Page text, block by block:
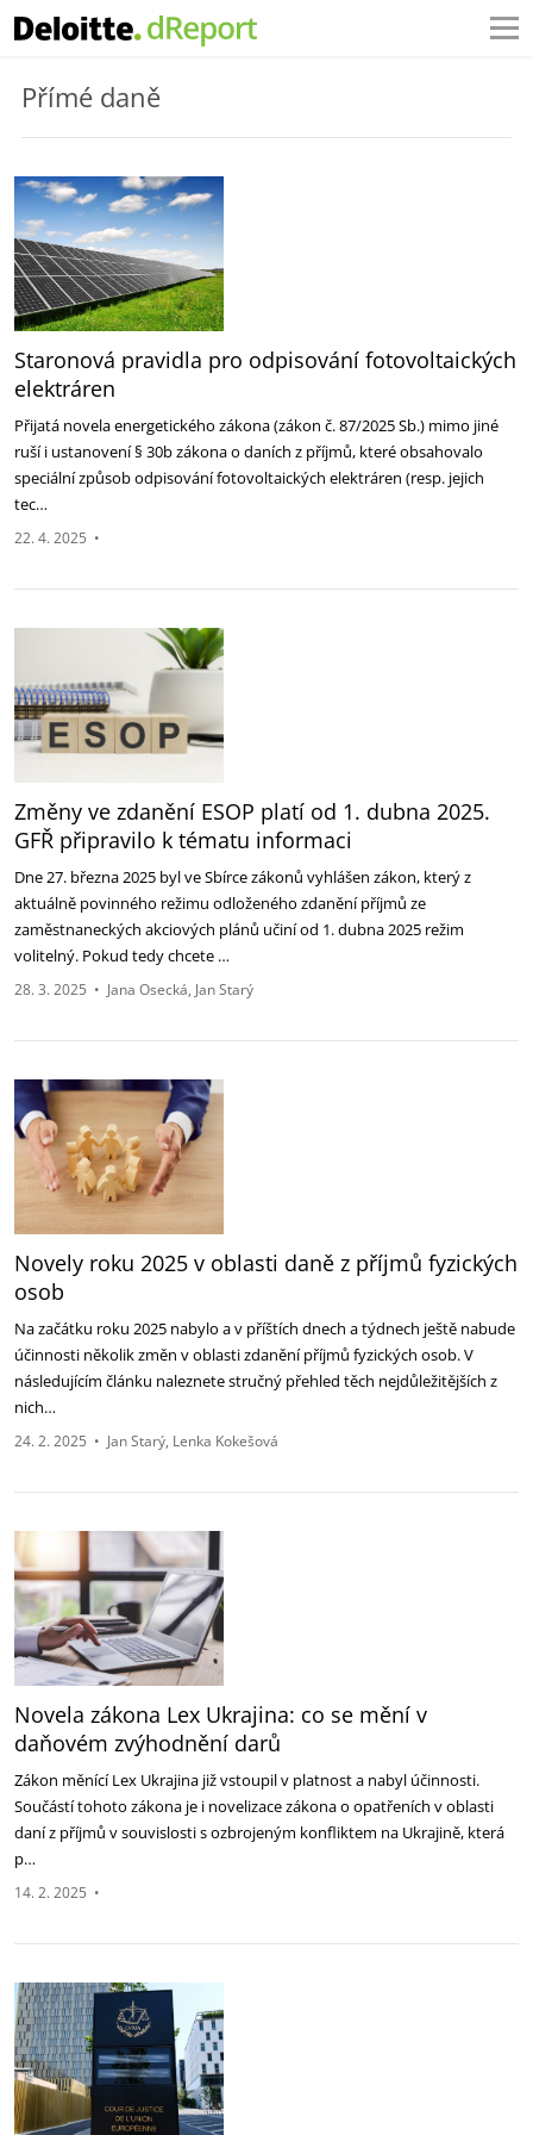
Přímé daně
Staronová pravidla pro odpisování fotovoltaických
elektráren
Přijatá novela energetického zákona (zákon č. 87/2025 Sb.) mimo jiné
ruší i ustanovení § 30b zákona o ‎daních z příjmů, které obsahovalo
speciální způsob odpisování fotovoltaických elektráren (resp. jejich
‎tec…
22. 4. 2025 •
Změny ve zdanění ESOP platí od 1. dubna 2025‎.
GFŘ připravilo k tématu informaci
Dne 27. března 2025 byl ve Sbírce zákonů vyhlášen zákon, který z
aktuálně povinného režimu odloženého zdanění příjmů ze
zaměstnaneckých akciových plánů učiní od 1. dubna 2025 režim
volitelný. Pokud tedy chcete …
28. 3. 2025 • Jana Osecká Jan Starý
Novely roku 2025 v oblasti daně z příjmů fyzických
osob
Na začátku roku 2025 nabylo a v příštích dnech a týdnech ještě nabude
účinnosti několik změn v oblasti zdanění příjmů fyzických osob. V
následujícím článku naleznete stručný přehled těch nejdůležitějších z
nich…
24. 2. 2025 • Jan Starý Lenka Kokešová
Novela zákona Lex Ukrajina: co se mění v
daňovém zvýhodnění darů
Zákon měnící Lex Ukrajina již vstoupil v platnost a nabyl účinnosti.
Součástí tohoto zákona je i novelizace zákona o opatřeních v oblasti
daní z příjmů v souvislosti s ozbrojeným konfliktem na Ukrajině, která
p…
14. 2. 2025 •